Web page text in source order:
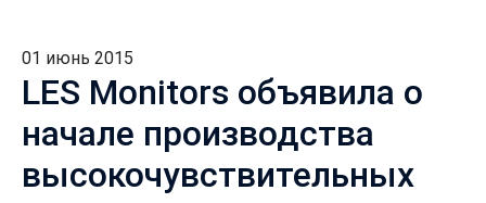
01 июнь 2015
LES Monitors объявила о
начале производства
высокочувствительных